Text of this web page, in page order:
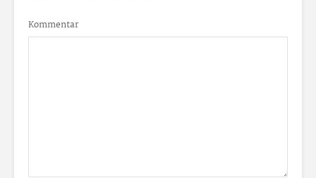
Kommentar